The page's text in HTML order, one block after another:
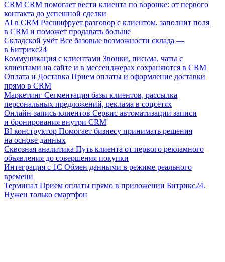
CRM CRM помогает вести клиента по воронке: от первого
контакта до успешной сделки
AI в CRM Расшифрует разговор с клиентом, заполнит поля
в CRM и поможет продавать больше
Складской учёт Все базовые возможности склада —
в Битрикс24
Коммуникация с клиентами Звонки, письма, чаты с
клиентами на сайте и в мессенджерах сохраняются в CRM
Оплата и Доставка Прием оплаты и оформление доставки
прямо в CRM
Маркетинг Сегментация базы клиентов, рассылка
персональных предложений, реклама в соцсетях
Онлайн-запись клиентов Сервис автоматизации записи
и бронирования внутри CRM
BI конструктор Помогает бизнесу принимать решения
на основе данных
Сквозная аналитика Путь клиента от первого рекламного
объявления до совершения покупки
Интеграция с 1С Обмен данными в режиме реального
времени
Терминал Прием оплаты прямо в приложении Битрикс24.
Нужен только смартфон